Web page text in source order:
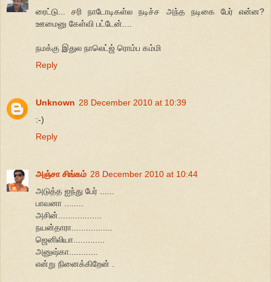
ரைட்டு... சரி நாடோடிகள்ல நடிச்ச அந்த நடிகை பேர் என்ன?
ஊமைனு கேள்வி பட்டேன்....
நமக்கு இதுல நாலெட்ஜ் ரொம்ப கம்மி
Reply
Unknown 28 December 2010 at 10:39
:-)
Reply
அஞ்சா சிங்கம் 28 December 2010 at 10:44
அடுத்த ஐந்து பேர் ......
பாவனா ........
அசின்..................
நயன்தாரா.................
ஜெனிலியா.............
அனுஷ்கா............
என்று நினைக்கிறேன் .